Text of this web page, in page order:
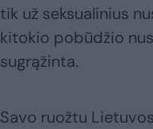
tik už seksualinius
kitokio pobūdžio
sugrąžinta.
Savo ruožtu